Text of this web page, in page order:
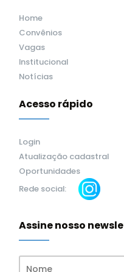
Home
Convênios
Vagas
Institucional
Notícias
Acesso rápido
Login
Atualização cadastral
Oportunidades
Rede social:
Assine nosso